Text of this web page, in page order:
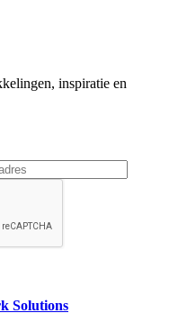
inspiratie en
Solutions